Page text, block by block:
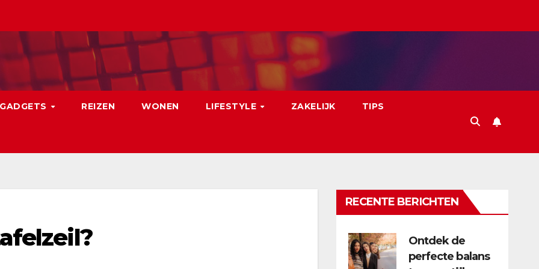
GADGETS REIZEN WONEN LIFESTYLE ZAKELIJK TIPS
RECENTE BERICHTEN
Ontdek de
perfecte balans